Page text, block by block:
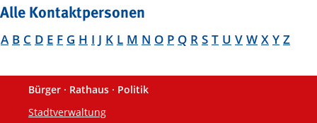
Alle Kontaktpersonen
A B C D E F G H I J K L M N O P Q R S T U V W X Y Z
Fußzeile
Bürger · Rathaus · Politik
Stadtverwaltung